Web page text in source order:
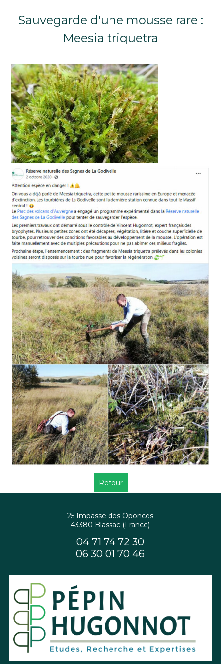
Sauvegarde d'une mousse rare :
Meesia triquetra
Retour
25 Impasse des Oponces
43380 Blassac (France)
04 71 74 72 30
06 30 01 70 46